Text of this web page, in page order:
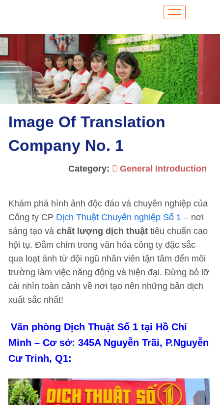
Image Of Translation
Company No. 1
Category: General Introduction
Khám phá hình ảnh độc đáo và chuyên nghiệp của
Công ty CP Dịch Thuật Chuyên nghiệp Số 1 – nơi
sáng tạo và chất lượng dịch thuật tiêu chuẩn cao
hội tụ. Đắm chìm trong văn hóa công ty đặc sắc
qua loạt ảnh từ đội ngũ nhân viên tận tâm đến môi
trường làm việc năng động và hiện đại. Đừng bỏ lỡ
cái nhìn toàn cảnh về nơi tạo nên những bản dịch
xuất sắc nhất!
Văn phòng Dịch Thuật Số 1 tại Hồ Chí
Minh – Cơ sở: 345A Nguyễn Trãi, P.Nguyễn
Cư Trinh, Q1: